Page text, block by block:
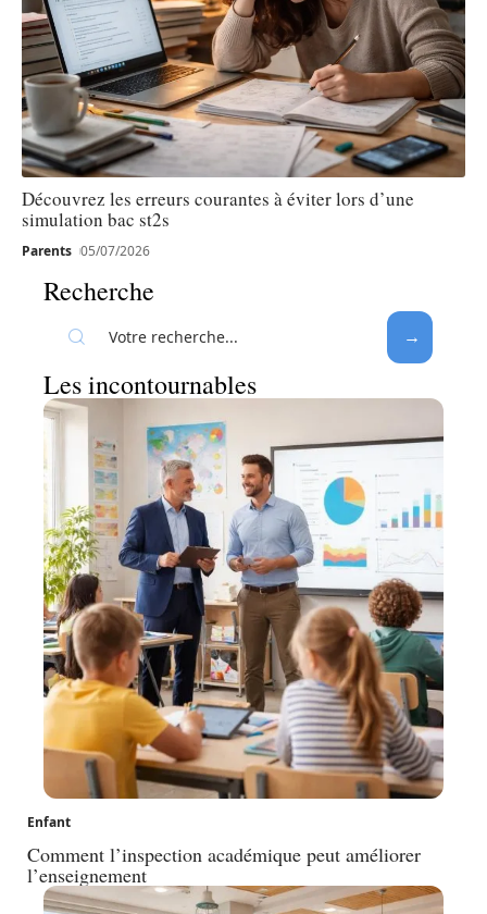
Découvrez les erreurs courantes à éviter lors d’une
simulation bac st2s
Parents 05/07/2026
Recherche
Les incontournables
Enfant
Comment l’inspection académique peut améliorer
l’enseignement